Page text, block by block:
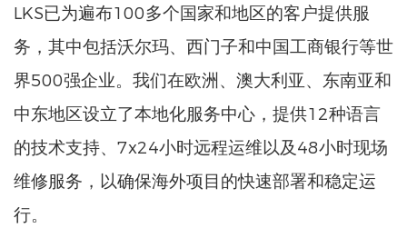
LKS已为遍布100多个国家和地区的客户提供服
务，其中包括沃尔玛、西门子和中国工商银行等世
界500强企业。我们在欧洲、澳大利亚、东南亚和
中东地区设立了本地化服务中心，提供12种语言
的技术支持、7x24小时远程运维以及48小时现场
维修服务，以确保海外项目的快速部署和稳定运
行。